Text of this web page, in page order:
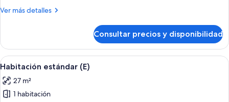
Ver más detalles
Más
estándar
(L)
Consultar precios y disponibilidad
Abrir
todas
las
fotos
Una habitación de hotel con una
4
Habitación estándar (E)
27 m²
1 habitación